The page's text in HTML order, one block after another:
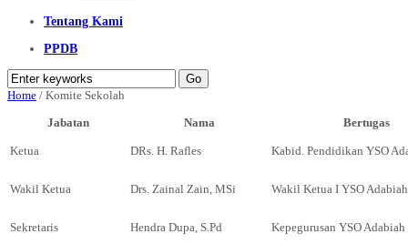
Tentang Kami
PPDB
Home / Komite Sekolah
Jabatan
Nama Bertugas
Ketua DRs. H. Rafles Kabid. Pendidikan YSO
Wakil Ketua Drs. Zainal Zain, MSi Wakil Ketua I YSO Adabiah
Sekretaris Hendra Dupa, S.Pd Kepegurusan YSO Adabiah